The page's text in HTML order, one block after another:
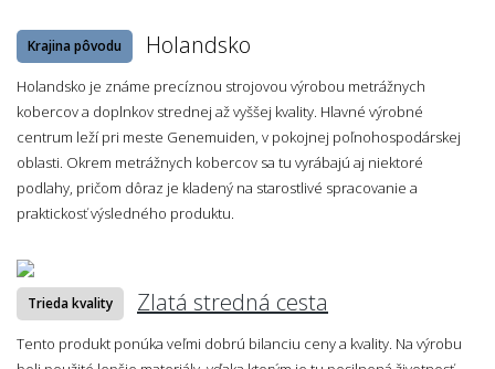
Krajina pôvodu Holandsko
Holandsko je známe precíznou strojovou výrobou metrážnych
kobercov a doplnkov strednej až vyššej kvality. Hlavné výrobné
centrum leží pri meste Genemuiden, v pokojnej poľnohospodárskej
oblasti. Okrem metrážnych kobercov sa tu vyrábajú aj niektoré
podlahy, pričom dôraz je kladený na starostlivé spracovanie a
praktickosť výsledného produktu.
Trieda kvality Zlatá stredná cesta
Tento produkt ponúka veľmi dobrú bilanciu ceny a kvality. Na výrobu